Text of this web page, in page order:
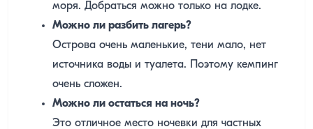
моря. Добраться можно только на лодке.
Можно ли разбить лагерь?
Острова очень маленькие, тени мало, нет
источника воды и туалета. Поэтому кемпинг
очень сложен.
Можно ли остаться на ночь?
Это отличное место ночевки для частных